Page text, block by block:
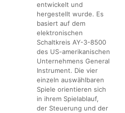
entwickelt und
hergestellt wurde. Es
basiert auf dem
elektronischen
Schaltkreis AY-3-8500
des US-amerikanischen
Unternehmens General
Instrument. Die vier
einzeln auswählbaren
Spiele orientieren sich
in ihrem Spielablauf,
der Steuerung und der